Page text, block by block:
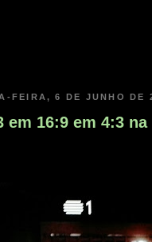
FEIRA, 6 DE JUNHO DE
em 16:9 em 4:3 na